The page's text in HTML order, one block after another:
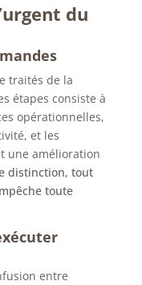
du
traités de la
étapes consiste à
opérationnelles,
et les
une amélioration
distinction, tout
toute
entre